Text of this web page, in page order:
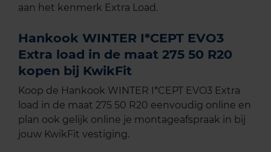
aan het kenmerk Extra Load.
Hankook WINTER I*CEPT EVO3
Extra load in de maat 275 50 R20
kopen bij KwikFit
Koop de Hankook WINTER I*CEPT EVO3 Extra
load in de maat 275 50 R20 eenvoudig online en
plan ook gelijk online je montageafspraak in bij
jouw KwikFit vestiging.